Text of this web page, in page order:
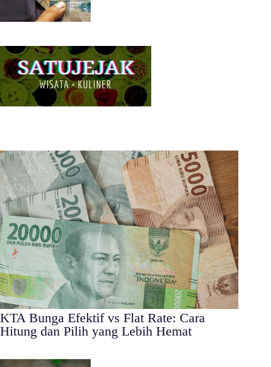
KTA Bunga Efektif vs Flat Rate: Cara
Hitung dan Pilih yang Lebih Hemat